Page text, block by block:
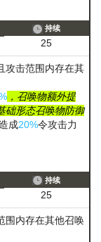
持续
25
攻击范围内存在其
，召唤物额外提
础形态召唤物防御
成20%令攻击力
持续
25
围内存在其他召唤